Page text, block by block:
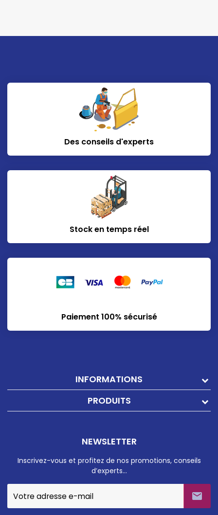
Des conseils d'experts
Stock en temps réel
Paiement 100% sécurisé
INFORMATIONS
PRODUITS
NEWSLETTER
Inscrivez-vous et profitez de nos promotions, conseils
d’experts…
